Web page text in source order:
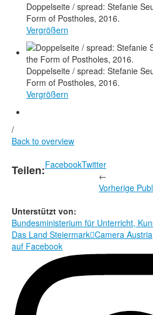
Doppelseite / spread: Stefanie
Form of Postholes, 2016.
Vergrößern
Doppelseite / spread: Stefanie
Form of Postholes, 2016.
Vergrößern
/
Back to overview
Teilen:FacebookTwitter
←
Vorherige
Unterstützt von:
Bundesministerium für Unterricht,
Das Land SteiermarkCamera Austria
auf Facebook